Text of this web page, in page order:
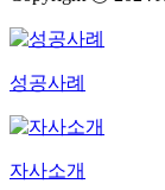
성공사례
자사소개